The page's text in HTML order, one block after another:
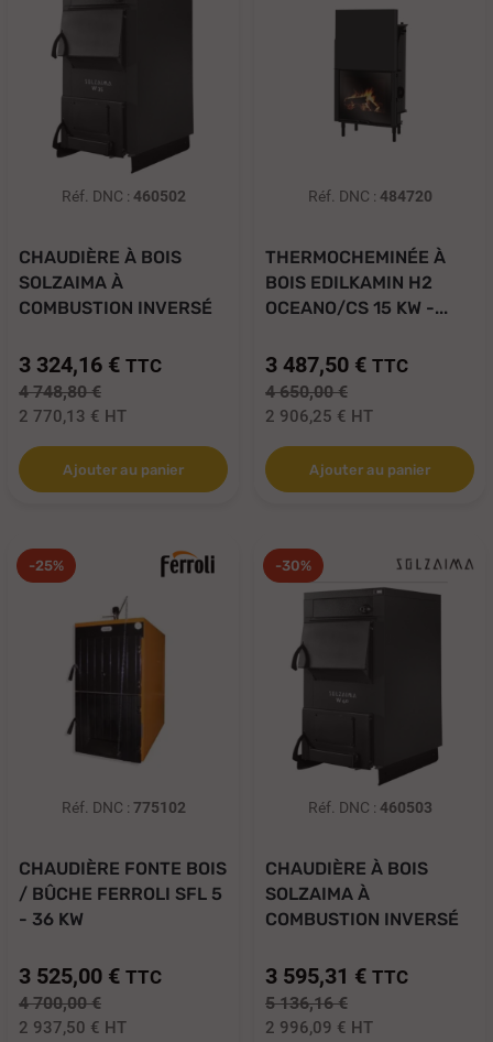
Réf. DNC : 460502
CHAUDIÈRE À BOIS
SOLZAIMA À
COMBUSTION INVERSÉ
3 324,16 € TTC
4 748,80 €
2 770,13 € HT
Ajouter au panier
Réf. DNC : 484720
THERMOCHEMINÉE À
BOIS EDILKAMIN H2
OCEANO/CS 15 KW -...
3 487,50 € TTC
4 650,00 €
2 906,25 € HT
Ajouter au panier
-25%
Réf. DNC : 775102
CHAUDIÈRE FONTE BOIS
/ BÛCHE FERROLI SFL 5
- 36 KW
3 525,00 € TTC
4 700,00 €
2 937,50 € HT
-30%
Réf. DNC : 460503
CHAUDIÈRE À BOIS
SOLZAIMA À
COMBUSTION INVERSÉ
3 595,31 € TTC
5 136,16 €
2 996,09 € HT